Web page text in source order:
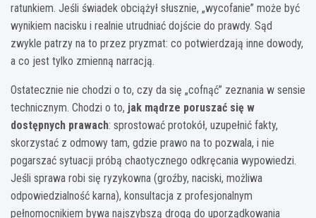
ratunkiem. Jeśli świadek obciążył słusznie, „wycofanie” może być
wynikiem nacisku i realnie utrudniać dojście do prawdy. Sąd
zwykle patrzy na to przez pryzmat: co potwierdzają inne dowody,
a co jest tylko zmienną narracją.
Ostatecznie nie chodzi o to, czy da się „cofnąć” zeznania w sensie
technicznym. Chodzi o to, jak mądrze poruszać się w
dostępnych prawach: sprostować protokół, uzupełnić fakty,
skorzystać z odmowy tam, gdzie prawo na to pozwala, i nie
pogarszać sytuacji próbą chaotycznego odkręcania wypowiedzi.
Jeśli sprawa robi się ryzykowna (groźby, naciski, możliwa
odpowiedzialność karna), konsultacja z profesjonalnym
pełnomocnikiem bywa najszybszą drogą do uporządkowania